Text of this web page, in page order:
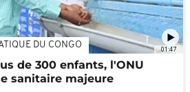
01:47
DU CONGO
de 300 enfants, l'ONU
sanitaire majeure